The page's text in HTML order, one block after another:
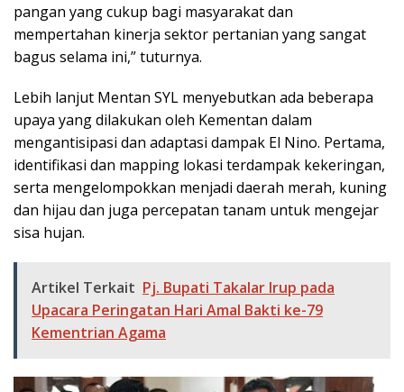
pangan yang cukup bagi masyarakat dan
mempertahan kinerja sektor pertanian yang sangat
bagus selama ini,” tuturnya.
Lebih lanjut Mentan SYL menyebutkan ada beberapa
upaya yang dilakukan oleh Kementan dalam
mengantisipasi dan adaptasi dampak El Nino. Pertama,
identifikasi dan mapping lokasi terdampak kekeringan,
serta mengelompokkan menjadi daerah merah, kuning
dan hijau dan juga percepatan tanam untuk mengejar
sisa hujan.
Artikel Terkait Pj. Bupati Takalar Irup pada
Upacara Peringatan Hari Amal Bakti ke-79
Kementrian Agama